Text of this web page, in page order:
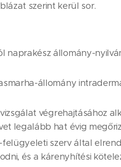
szerint kerül sor.
állomány-
állomány
végrehajtásához
legalább hat évig
szerv által
és a kárenyhítési